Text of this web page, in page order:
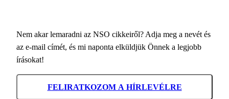
Nem akar lemaradni az NSO cikkeiről? Adja meg a nevét és
az e-mail címét, és mi naponta elküldjük Önnek a legjobb
írásokat!
FELIRATKOZOM A HÍRLEVÉLRE